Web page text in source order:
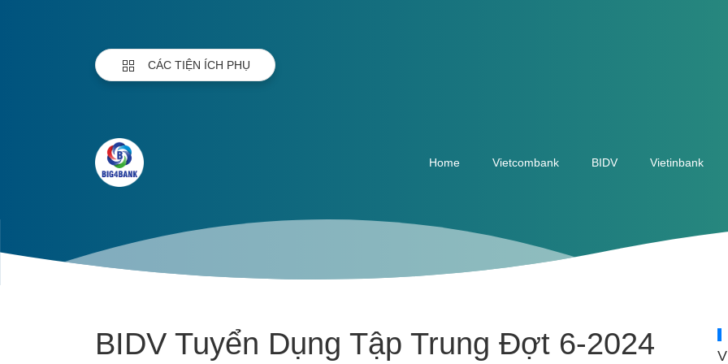
CÁC TIỆN ÍCH PHỤ
Home Vietcombank BIDV Vietinbank
BIDV Tuyển Dụng Tập Trung Đợt 6-2024